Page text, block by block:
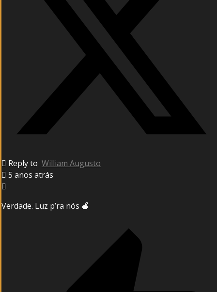
Reply to William Augusto
5 anos atrás
Verdade. Luz p’ra nós 🍎